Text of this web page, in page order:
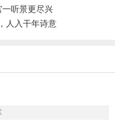
听景更尽兴
人入干年诗意